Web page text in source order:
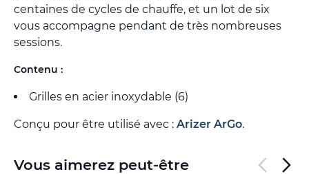
centaines de cycles de chauffe, et un lot de six
vous accompagne pendant de très nombreuses
sessions.
Contenu :
Grilles en acier inoxydable (6)
Conçu pour être utilisé avec : Arizer ArGo.
Vous aimerez peut-être